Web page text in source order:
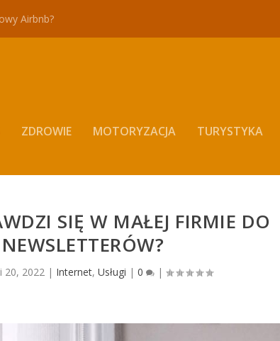
Airbnb?
ZDROWIE MOTORYZACJA TURYSTYKA
SIĘ W MAŁEJ FIRMIE DO
20, 2022 | Internet, Usługi | 0 |